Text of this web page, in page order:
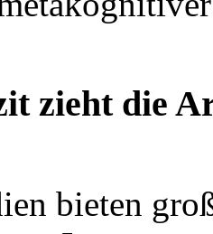
zieht die
bieten